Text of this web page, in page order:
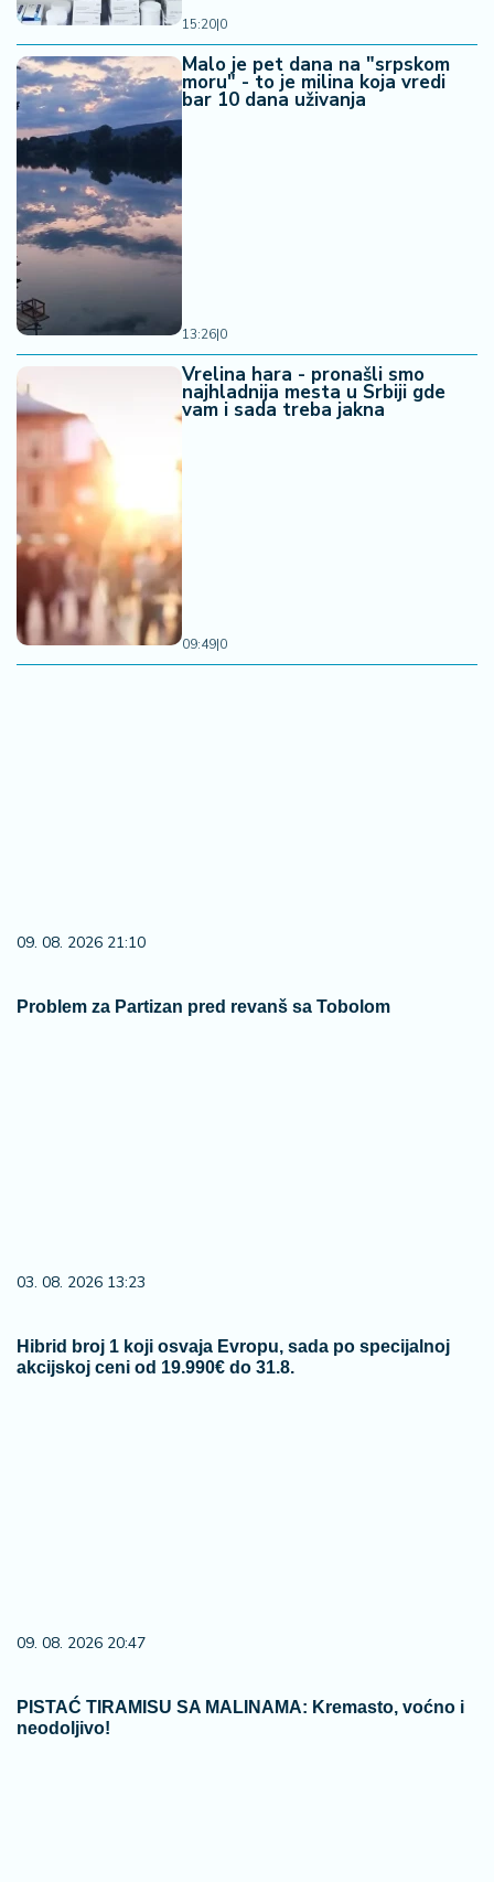
15:20|0
Malo je pet dana na "srpskom
moru" - to je milina koja vredi
bar 10 dana uživanja
13:26|0
Vrelina hara - pronašli smo
najhladnija mesta u Srbiji gde
vam i sada treba jakna
09:49|0
09. 08. 2026 21:10
Problem za Partizan pred revanš sa Tobolom
03. 08. 2026 13:23
Hibrid broj 1 koji osvaja Evropu, sada po specijalnoj
akcijskoj ceni od 19.990€ do 31.8.
09. 08. 2026 20:47
PISTAĆ TIRAMISU SA MALINAMA: Kremasto, voćno i
neodoljivo!